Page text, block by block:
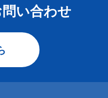
い合わせ